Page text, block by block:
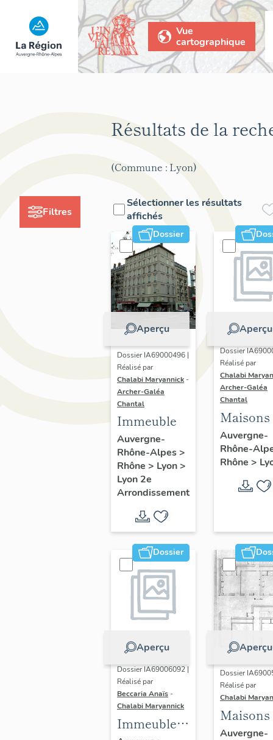
Vue
cartographique
Filtres
Résultats de la
(Commune : Lyon)
Sélectionner les résultats
affichés
Dossier
Aperçu
Dossier IA69000496 |
Réalisé par
Chalabi Maryannick -
Archer-Galéa
Chantal
Immeuble
Auvergne-
Rhône-Alpes>
Rhône > Lyon>
Lyon 2e
Arrondissement
Aperçu
Dossier
Réalisé par
Chalabi
Archer-Galéa
Chantal
Maisons
Auvergne-
Rhône-
Rhône >
Dossier
Aperçu
Dossier IA69006092 |
Réalisé par
Beccaria Anaïs -
Chalabi Maryannick
Immeubles
Aperçu
Dossier
Réalisé par
Chalabi
Maisons
Auvergne-